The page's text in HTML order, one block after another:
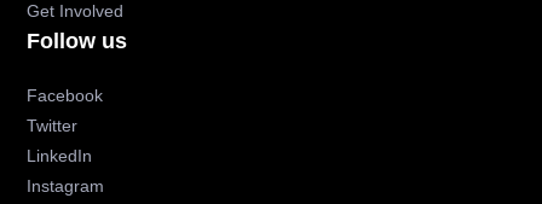
Get Involved
Follow us
Facebook
Twitter
LinkedIn
Instagram